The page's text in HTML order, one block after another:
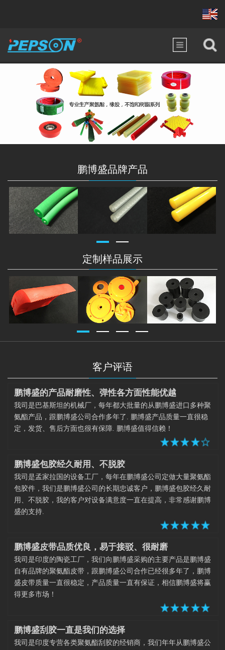
鹏博盛品牌产品
定制样品展示
客户评语
鹏博盛的产品耐磨性、弹性各方面性能优越
我司是巴基斯坦的机械厂，每年都大批量的从鹏博盛进口多种聚
氨酯产品，跟鹏博盛公司合作多年了. 鹏博盛产品质量一直很稳
定，发货、售后方面也很有保障. 鹏博盛值得信赖！
鹏博盛包胶经久耐用、不脱胶
我司是孟家拉国的设备工厂，每年在鹏博盛公司定做大量聚氨酯
包胶件，我们是鹏博盛公司的长期忠诚客户，鹏博盛包胶经久耐
用、不脱胶，我的客户对设备满意度一直在提高，非常感谢鹏博
盛的支持.
鹏博盛皮带品质优良，易于接驳、很耐磨
我司是印度的陶瓷工厂，我们向鹏博盛采购的主要产品是鹏博盛
自有品牌的聚氨酯皮带，跟鹏博盛公司合作已经很多年了，鹏博
盛皮带质量一直很稳定，产品质量一直有保证，相信鹏博盛将赢
得更多市场！
鹏博盛刮胶一直是我们的选择
我司是印度专营各类聚氨酯刮胶的经销商，我们年年从鹏博盛公